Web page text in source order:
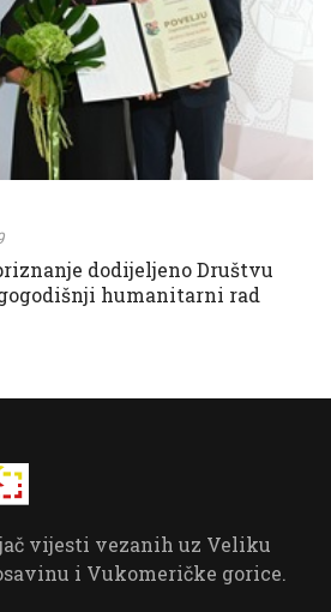
dodijeljeno Društvu
humanitarni rad
vijesti vezanih uz Veliku
i Vukomeričke gorice.